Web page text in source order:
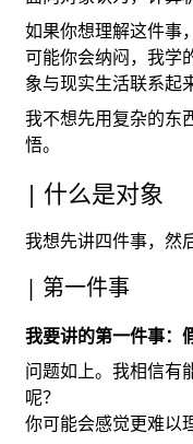
如果你想理解这件事
可能你会纳闷，我学
象与现实生活联系起
我不想先用复杂的东
悟。
什么是对象
我想先讲四件事，然
第一件事
我要讲的第一件事：
问题如上。我相信
呢？
你可能会感觉更难以